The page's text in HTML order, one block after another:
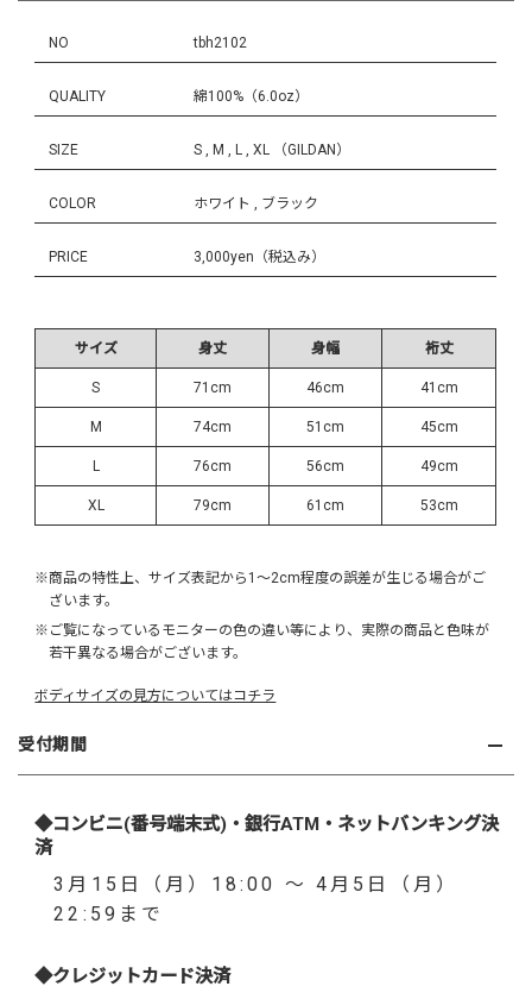
NO tbh2102
QUALITY 綿100%（6.0oz）
SIZE S , M , L , XL （GILDAN）
COLOR ホワイト , ブラック
PRICE 3,000yen（税込み）
サイズ 身丈 身幅 裄丈
S 71cm 46cm 41cm
M 74cm 51cm 45cm
L 76cm 56cm 49cm
XL 79cm 61cm 53cm
※商品の特性上、サイズ表記から1～2cm程度の誤差が生じる場合がご
ざいます。
※ご覧になっているモニターの色の違い等により、実際の商品と色味が
若干異なる場合がございます。
ボディサイズの見方についてはコチラ
受付期間
◆コンビニ(番号端末式)・銀行ATM・ネットバンキング決
済
3月15日（月）18:00 ～ 4月5日（月）
22:59まで
◆クレジットカード決済